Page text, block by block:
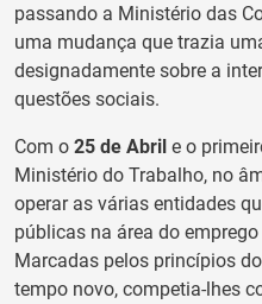
passando a Ministério das
uma mudança que trazia
designadamente sobre a
questões sociais.
Com o 25 de Abril e o
Ministério do Trabalho, no
operar as várias entidades
públicas na área do
Marcadas pelos princípios
tempo novo, competia-lhes